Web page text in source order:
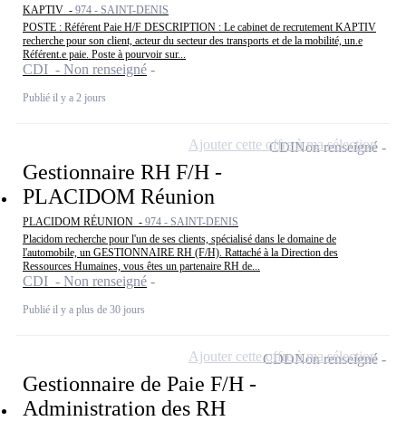
KAPTIV - 974 - SAINT-DENIS
POSTE : Référent Paie H/F DESCRIPTION : Le cabinet de recrutement KAPTIV
recherche pour son client, acteur du secteur des transports et de la mobilité, un.e
Référent.e paie. Poste à pourvoir sur...
CDI - Non renseigné
Publié il y a 2 jours
Gestionnaire RH F/H -
PLACIDOM Réunion
PLACIDOM RÉUNION - 974 - SAINT-DENIS
Placidom recherche pour l'un de ses clients, spécialisé dans le domaine de
l'automobile, un GESTIONNAIRE RH (F/H). Rattaché à la Direction des
Ressources Humaines, vous êtes un partenaire RH de...
CDI - Non renseigné
Publié il y a plus de 30 jours
CDINon renseigné
Ajouter cette offre à ma sélection
Gestionnaire de Paie F/H -
Administration des RH
CDDNon renseigné
Ajouter cette offre à ma sélection